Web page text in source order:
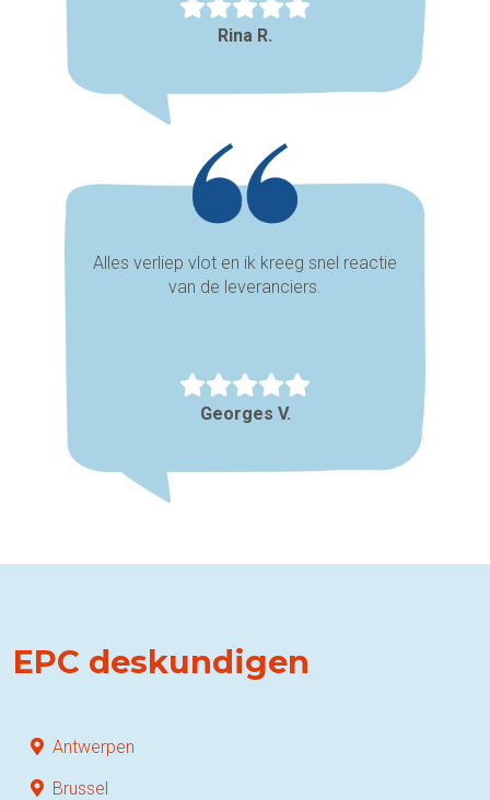
Rina R.
Alles verliep vlot en ik kreeg snel reactie
van de leveranciers.
Georges V.
EPC deskundigen
Antwerpen
Brussel